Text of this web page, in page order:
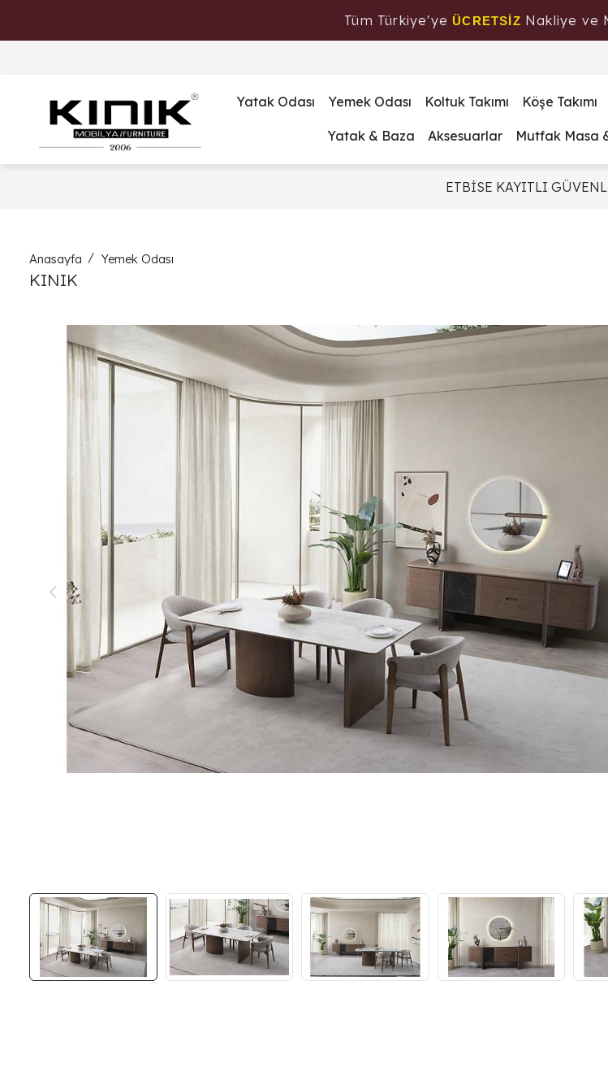
Tüm Türkiye'ye ÜCRETSİZ Nakliye ve
Yatak Odası Yemek Odası Koltuk Takımı Köşe Takımı
Yatak & Baza Aksesuarlar Mutfak Masa
ETBİSE KAYITLI
Anasayfa Yemek Odası
KINIK